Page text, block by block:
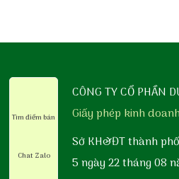
CÔNG TY CỔ PHẦN
Giấy phép kinh
Sở KH&ĐT thành
5 ngày 22 tháng 08
Tìm điểm bán
Chat Zalo